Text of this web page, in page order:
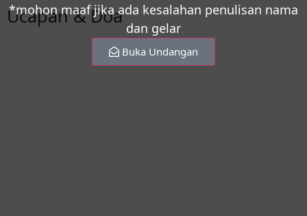
Ucapan & Doa
*mohon maaf jika ada kesalahan penulisan nama
dan gelar
Buka Undangan